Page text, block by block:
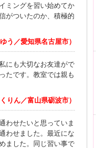
ミングを習い始めてか
がついたのか、積極的
う／愛知県名古屋市）
にも大切なお友達がで
たです。教室では親も
りん／富山県砺波市）
わせたいと思っていま
わせました。最近にな
ました。同じ習い事で